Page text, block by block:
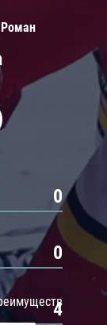
0
0
4